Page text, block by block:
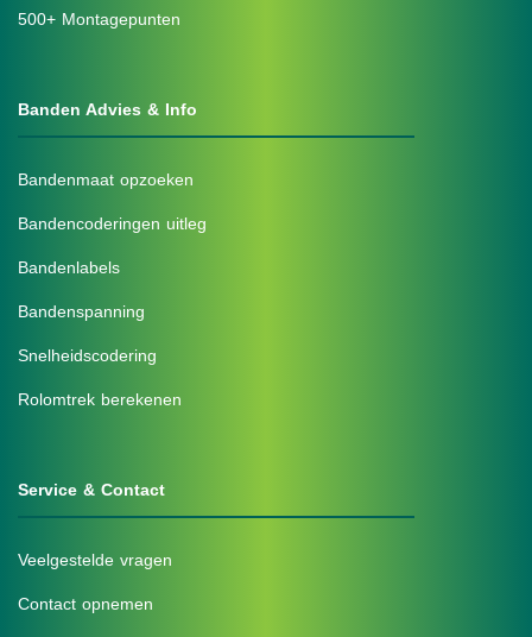
500+ Montagepunten
Banden Advies & Info
Bandenmaat opzoeken
Bandencoderingen uitleg
Bandenlabels
Bandenspanning
Snelheidscodering
Rolomtrek berekenen
Service & Contact
Veelgestelde vragen
Contact opnemen